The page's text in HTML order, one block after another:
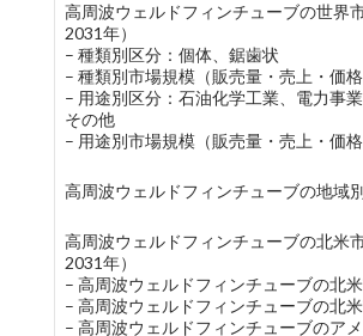
高周波ウェルドフィンチューブの世界
2031年）
– 種類別区分：個体、鋸歯状
– 種類別市場規模（販売量・売上・価格
– 用途別区分：石油化学工業、電力事業
その他
– 用途別市場規模（販売量・売上・価格
高周波ウェルドフィンチューブの地域
高周波ウェルドフィンチューブの北米
2031年）
– 高周波ウェルドフィンチューブの北
– 高周波ウェルドフィンチューブの北
– 高周波ウェルドフィンチューブのア